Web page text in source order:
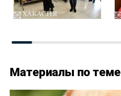
Материалы по теме